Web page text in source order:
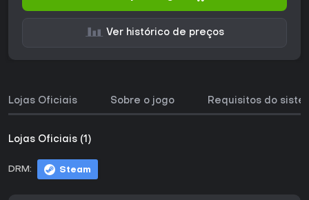
Ver histórico de preços
Lojas Oficiais Sobre o jogo Requisitos do
Lojas Oficiais (1)
DRM: Steam